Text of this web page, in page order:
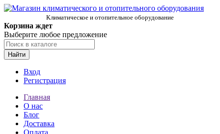
Климатическое и отопительное оборудование
Корзина ждет
Выберите любое предложение
Найти
Вход
Регистрация
Главная
О нас
Блог
Доставка
Оплата